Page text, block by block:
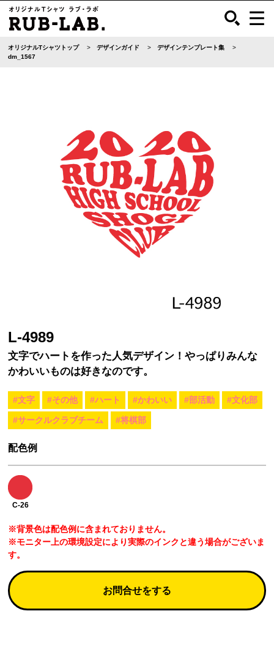
オリジナルTシャツトップ デザインガイド
デザインテンプレート集
dm_1567
L-4989
文字でハートを作った人気デザイン！やっぱりみんな
かわいいものは好きなのです。
#文字 #その他 #ハート #かわいい #部活動 #文化部
#サークルクラブチーム #将棋部
配色例
C-26
※背景色は配色例に含まれておりません。
※モニター上の環境設定により実際のインクと違う場合がございま
す。
お問合せをする